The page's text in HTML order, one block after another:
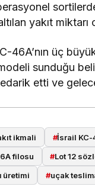
yakıt
46A’nın üç
sunduğu
etti ve
ikmali #İsrail KC-
filosu #Lot 12
üretimi #uçak